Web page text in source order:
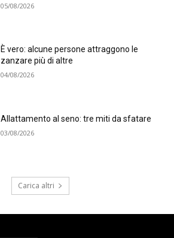
05/08/2026
È vero: alcune persone attraggono le
zanzare più di altre
04/08/2026
Allattamento al seno: tre miti da sfatare
03/08/2026
Carica altri